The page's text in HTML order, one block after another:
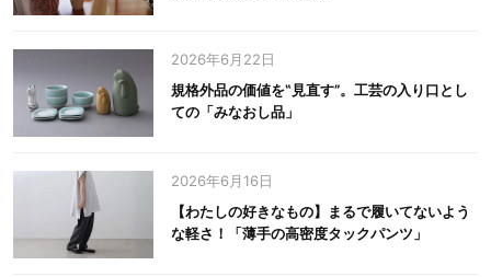
2026年6月22日
規格外品の価値を‟見直す”。工芸の入り口とし
ての「みなおし品」
2026年6月16日
【わたしの好きなもの】まるで履いてないよう
な軽さ！「薄手の高密度タックパンツ」